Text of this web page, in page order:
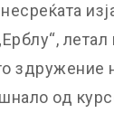
здружение
од